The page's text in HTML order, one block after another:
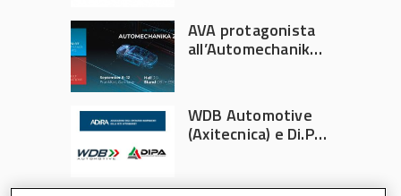
AVA protagonista
all’Automechanika
WDB Automotive
(Axitecnica) e Di.Pa.